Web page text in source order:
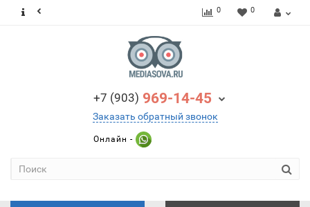
0 0
+7 (903) 969-14-45
Заказать обратный звонок
Онлайн -